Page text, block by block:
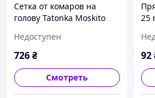
Cетка от комаров на
голову Tatonka Moskito
Недоступен
726₴
Смотреть
25
92